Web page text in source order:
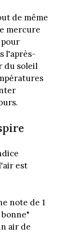
de même
mercure
pour
l'après-
du soleil
est
note de 1
air de